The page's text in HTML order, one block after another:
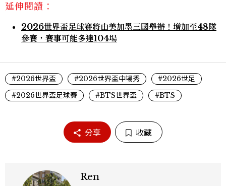
延伸閱讀：
2026世界盃足球賽將由美加墨三國舉辦！增加至48隊
參賽，賽事可能多達104場
#2026世界盃 #2026世界盃中場秀
#2026世足
#2026世界盃足球賽
#BTS世界盃 #BTS
分享 收藏
Ren